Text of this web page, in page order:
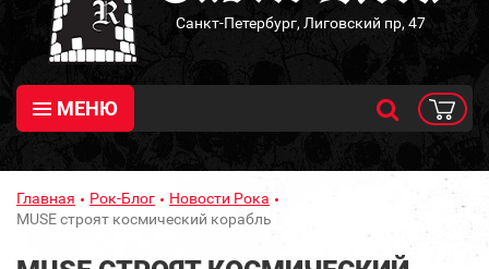
Санкт-Петербург, Лиговский пр, 47
МЕНЮ
Главная Рок-Блог
Новости Рока
MUSE строят космический корабль